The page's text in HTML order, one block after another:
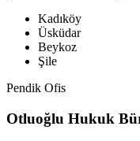
Kadıköy
Üsküdar
Beykoz
Şile
Pendik Ofis
Otluoğlu Hukuk